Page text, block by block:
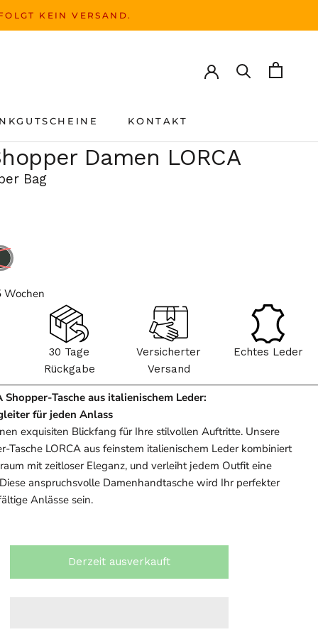
KEIN VERSAND.
KONTAKT
Damen LORCA
Bag
Wochen
30 Tage
Rückgabe
Versicherter
Versand
Echtes Leder
Shopper-Tasche aus italienischem Leder:
für jeden Anlass
exquisiten Blickfang für Ihre stilvollen Auftritte. Unsere
Tasche LORCA aus feinstem italienischem Leder kombiniert
mit zeitloser Eleganz, und verleiht jedem Outfit eine
anspruchsvolle Damenhandtasche wird Ihr perfekter
Anlässe sein.
Derzeit ausverkauft